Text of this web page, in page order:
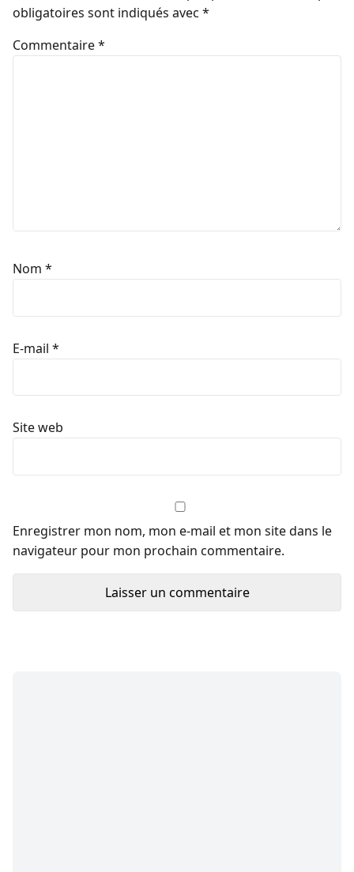
obligatoires sont indiqués avec *
Commentaire*
Nom *
E-mail *
Site web
Enregistrer mon nom, mon e-mail et mon site dans le
navigateur pour mon prochain commentaire.